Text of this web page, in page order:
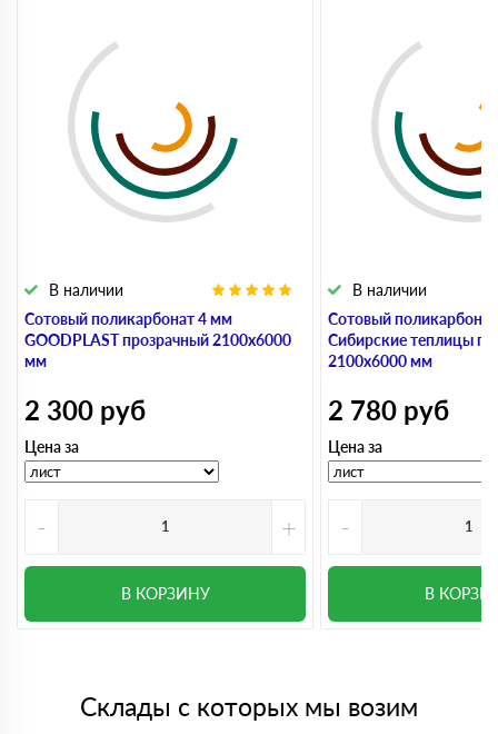
Сотовый поликарбонат 4 мм
GOODPLAST прозрачный 2100х6000
мм
В наличии
2 300 руб
Цена за
- +
В КОРЗИНУ
Сотовый
Сибирские теплицы
2100х6000 мм
В наличии
2 780 руб
Цена за
-
В
Склады с которых мы возим